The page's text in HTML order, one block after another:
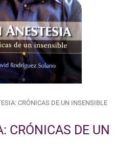
CRÓNICAS DE UN INSENSIBLE
CRÓNICAS DE UN